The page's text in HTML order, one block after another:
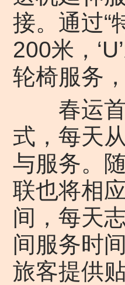
接。通过“
200米，
轮椅服务
春运首
式，每天
与服务。
联也将相
间，每天
间服务时
旅客提供